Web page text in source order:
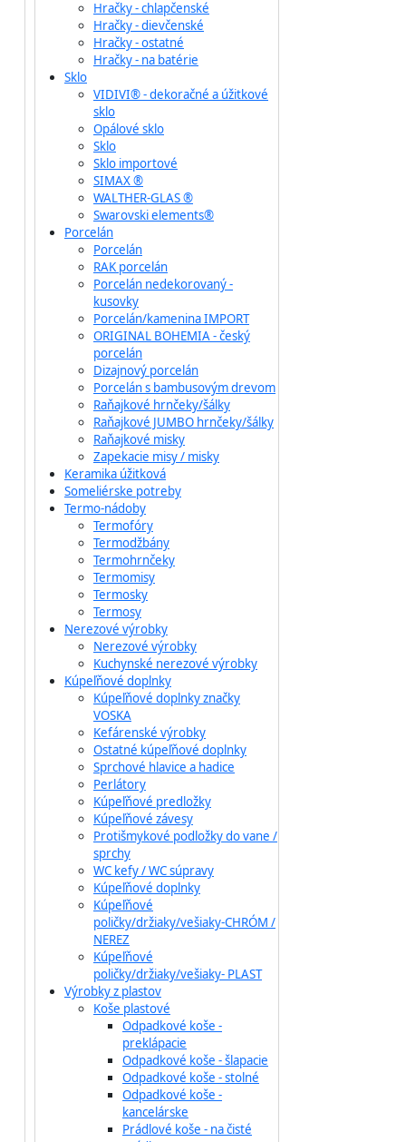
Hračky - chlapčenské
Hračky - dievčenské
Hračky - ostatné
Hračky - na batérie
Sklo
VIDIVI® - dekoračné a úžitkové
sklo
Opálové sklo
Sklo
Sklo importové
SIMAX ®
WALTHER-GLAS ®
Swarovski elements®
Porcelán
Porcelán
RAK porcelán
Porcelán nedekorovaný -
kusovky
Porcelán/kamenina IMPORT
ORIGINAL BOHEMIA - český
porcelán
Dizajnový porcelán
Porcelán s bambusovým drevom
Raňajkové hrnčeky/šálky
Raňajkové JUMBO hrnčeky/šálky
Raňajkové misky
Zapekacie misy / misky
Keramika úžitková
Someliérske potreby
Termo-nádoby
Termofóry
Termodžbány
Termohrnčeky
Termomisy
Termosky
Termosy
Nerezové výrobky
Nerezové výrobky
Kuchynské nerezové výrobky
Kúpeľňové doplnky
Kúpeľňové doplnky značky
VOSKA
Kefárenské výrobky
Ostatné kúpeľňové doplnky
Sprchové hlavice a hadice
Perlátory
Kúpeľňové predložky
Kúpeľňové závesy
Protišmykové podložky do vane /
sprchy
WC kefy / WC súpravy
Kúpeľňové doplnky
Kúpeľňové
poličky/držiaky/vešiaky-CHRÓM /
NEREZ
Kúpeľňové
poličky/držiaky/vešiaky- PLAST
Výrobky z plastov
Koše plastové
Odpadkové koše -
preklápacie
Odpadkové koše - šlapacie
Odpadkové koše - stolné
Odpadkové koše -
kancelárske
Prádlové koše - na čisté